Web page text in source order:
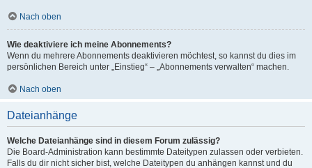
Nach oben
Wie deaktiviere ich meine Abonnements?
Wenn du mehrere Abonnements deaktivieren möchtest, so kannst du dies im
persönlichen Bereich unter „Einstieg“ – „Abonnements verwalten“ machen.
Nach oben
Dateianhänge
Welche Dateianhänge sind in diesem Forum zulässig?
Die Board-Administration kann bestimmte Dateitypen zulassen oder verbieten.
Falls du dir nicht sicher bist, welche Dateitypen du anhängen kannst und du